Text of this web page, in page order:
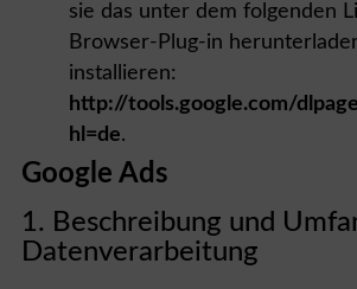
sie das unter dem folgenden
Browser-Plug-in
installieren:
http://tools.google.com/
hl=de.
Google Ads
1. Beschreibung und
Datenverarbeitung